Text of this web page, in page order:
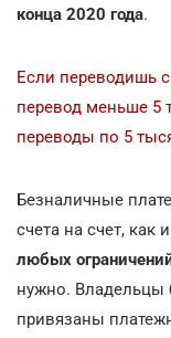
конца 2020 года.
Если переводишь
перевод меньше 5
переводы по 5
Безналичные
счета на счет, как
любых
нужно. Владельцы
привязаны